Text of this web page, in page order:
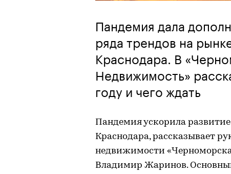
Пандемия дала
ряда трендов на
Краснодара. В
Недвижимость»
году и чего ждать
Пандемия ускорила
Краснодара, рассказывает
недвижимости
Владимир Жаринов.